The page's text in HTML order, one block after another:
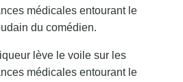
médicales entourant le
du comédien.
lève le voile sur les
médicales entourant le